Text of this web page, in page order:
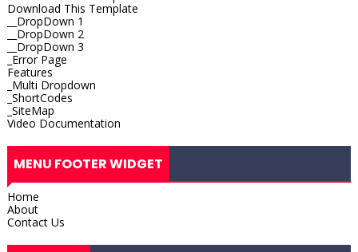
Download This Template
__DropDown 1
__DropDown 2
__DropDown 3
_Error Page
Features
_Multi Dropdown
_ShortCodes
_SiteMap
Video Documentation
MENU FOOTER WIDGET
Home
About
Contact Us